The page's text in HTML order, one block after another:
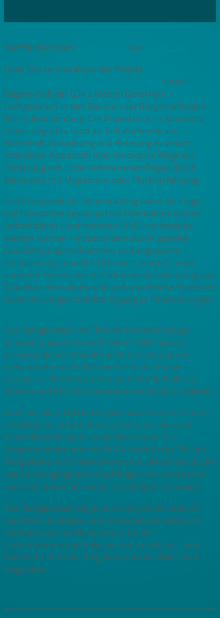
Veröffentlicht am von
Ende Mai veranstaltete das Projekt
unter
Trägerschaft der LOK.a.Motion GmbH ein
Fachgespräch in den Räumen der Bürgschaftsbank
Berlin-Brandenburg. Die Projektleiterin Alexandra
Geiser begrüßte rund 30 Teilnehmende aus
Wirtschaft, Verwaltung und Beratung zu einem
intensiven Austausch über innovative Wege zur
Förderung von Unternehmensnachfolgen durch
Menschen mit Migrations- oder Fluchterfahrung.
Im Mittelpunkt der Veranstaltung stand die Frage,
wie Newcomer besser auf die Übernahme kleiner
und mittlerer Unternehmen (KMU) vorbereitet
werden können – insbesondere durch gezielte
Qualifizierungsmaßnahmen und angepasste
Finanzierungsmodelle. Diskutiert wurden unter
anderem Hürden wie die fehlende Anerkennung von
Qualifikationen, kulturelle und sprachliche Barrieren
sowie der eingeschränkte Zugang zu Finanzierungen.
Das Fachgespräch war Teil der sechsmonatigen
Entwicklungsphase des Projekts NIU+, das ein
praxistaugliches Modell zur Unterstützung von
Newcomern in der Unternehmensnachfolge
erarbeitet. Ziel ist es, wirtschaftliche Teilhabe zu
fördern und KMU im Generationswechsel zu stärken.
Auch aus dem FKU beteiligten sich Vertreter*innen
aus Mitgliedsunternehmen, Vorstand sowie der
Geschäftsstelle aktiv an der Diskussion. Als
Kooperationspartner von NIU+ brachte der FKU die
Perspektive von Unternehmen ein, die auf der Suche
nach einer geeigneten Nachfolge sind – und damit
auch den Bedarf an neuen, tragfähigen Lösungen.
Das Fachgespräch zeigte eindrücklich: Es braucht
vernetzte Strategien und praxisnahe Ansätze, um
das Potenzial von Newcomern für die
Unternehmensnachfolge besser zu nutzen – zum
Vorteil für Betriebe, Regionen und die Wirtschaft
insgesamt.